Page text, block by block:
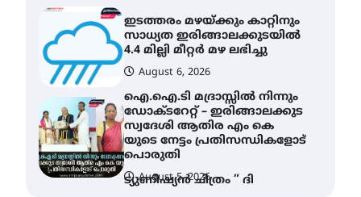
ഡോക്ടറേറ്റ് – ഇരിങ്ങാലക്കുട
സ്വദേശി ആതിര എം കെ
യുടെ നേട്ടം പ്രതിസന്ധികളോട്
പൊരുതി
August 5, 2026
ട്യുണീഷ്യൻ ചിത്രം ” ദി
വോയിസ് ഓഫ് ഹിന്ദ് റജബ് ”
ഇരിങ്ങാലക്കുട ഫിലിം
സൊസൈറ്റി ആഗസ്റ്റ് 7
വെള്ളിയാഴ്ച സ്‌ക്രീൻ
ചെയ്യുന്നു
August 6, 2026